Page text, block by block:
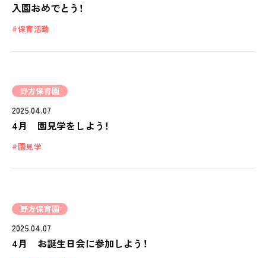
学びの芽 PLP
入園おめでとう！
保育活動
野方保育園
2025.04.07
4月 園見学をしよう！
園見学
野方保育園
2025.04.07
4月 お誕生日会に参加しよう！